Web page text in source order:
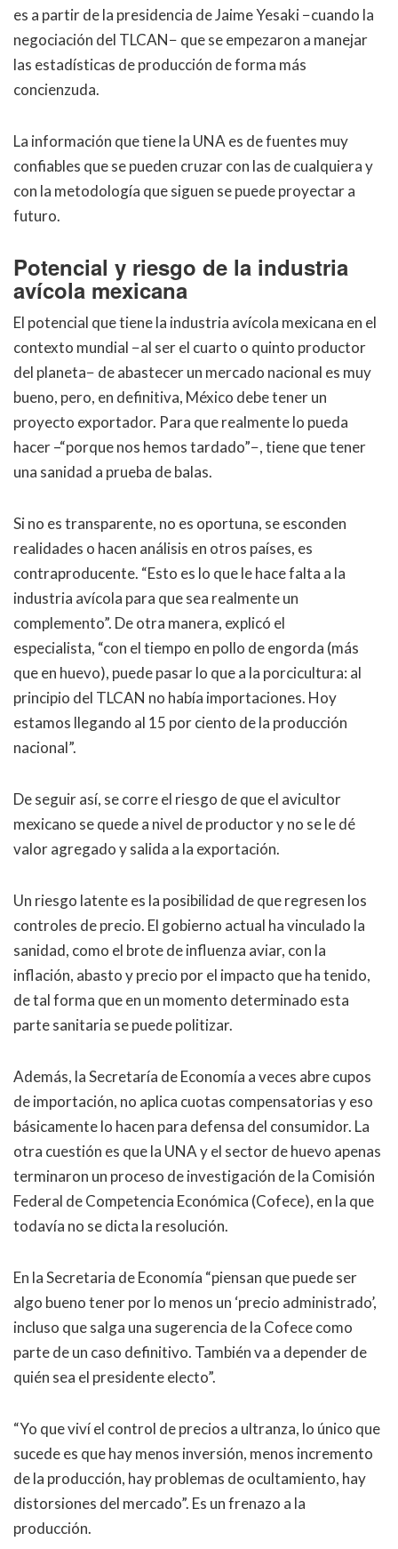
es a partir de la presidencia de Jaime Yesaki −cuando la
negociación del TLCAN− que se empezaron a manejar
las estadísticas de producción de forma más
concienzuda.
La información que tiene la UNA es de fuentes muy
confiables que se pueden cruzar con las de cualquiera y
con la metodología que siguen se puede proyectar a
futuro.
Potencial y riesgo de la industria
avícola mexicana
El potencial que tiene la industria avícola mexicana en el
contexto mundial −al ser el cuarto o quinto productor
del planeta− de abastecer un mercado nacional es muy
bueno, pero, en definitiva, México debe tener un
proyecto exportador. Para que realmente lo pueda
hacer –“porque nos hemos tardado”−, tiene que tener
una sanidad a prueba de balas.
Si no es transparente, no es oportuna, se esconden
realidades o hacen análisis en otros países, es
contraproducente. “Esto es lo que le hace falta a la
industria avícola para que sea realmente un
complemento”. De otra manera, explicó el
especialista, “con el tiempo en pollo de engorda (más
que en huevo), puede pasar lo que a la porcicultura: al
principio del TLCAN no había importaciones. Hoy
estamos llegando al 15 por ciento de la producción
nacional”.
De seguir así, se corre el riesgo de que el avicultor
mexicano se quede a nivel de productor y no se le dé
valor agregado y salida a la exportación.
Un riesgo latente es la posibilidad de que regresen los
controles de precio. El gobierno actual ha vinculado la
sanidad, como el brote de influenza aviar, con la
inflación, abasto y precio por el impacto que ha tenido,
de tal forma que en un momento determinado esta
parte sanitaria se puede politizar.
Además, la Secretaría de Economía a veces abre cupos
de importación, no aplica cuotas compensatorias y eso
básicamente lo hacen para defensa del consumidor. La
otra cuestión es que la UNA y el sector de huevo apenas
terminaron un proceso de investigación de la Comisión
Federal de Competencia Económica (Cofece), en la que
todavía no se dicta la resolución.
En la Secretaria de Economía “piensan que puede ser
algo bueno tener por lo menos un ‘precio administrado’,
incluso que salga una sugerencia de la Cofece como
parte de un caso definitivo. También va a depender de
quién sea el presidente electo”.
“Yo que viví el control de precios a ultranza, lo único que
sucede es que hay menos inversión, menos incremento
de la producción, hay problemas de ocultamiento, hay
distorsiones del mercado”. Es un frenazo a la
producción.